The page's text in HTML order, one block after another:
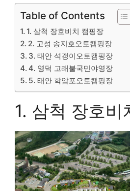
Table of Contents
1. 삼척 장호비치 캠핑장
2. 고성 송지호오토캠핑장
3. 태안 석갱이오토캠핑장
4. 영덕 고래불국민야영장
5. 태안 학암포오토캠핑장
1. 삼척 장호비